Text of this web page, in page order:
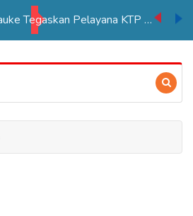
Kadisdukcapil Merauke Tegaskan Pelayana KTP Sesuai SOP